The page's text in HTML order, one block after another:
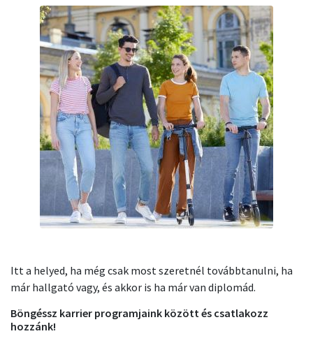
Itt a helyed, ha még csak most szeretnél továbbtanulni, ha
már hallgató vagy, és akkor is ha már van diplomád.
Böngéssz karrier programjaink között és csatlakozz
hozzánk!